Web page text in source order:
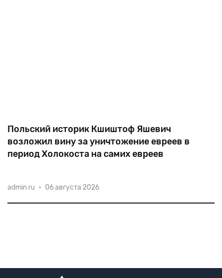
Польский историк Кшиштоф Яшевич
возложил вину за уничтожение евреев в
период Холокоста на самих евреев
возложил вину за уничтожение евреев в период
Холокоста на самих евреев, вызвал возмущение
admin ru • 06 августа 2026